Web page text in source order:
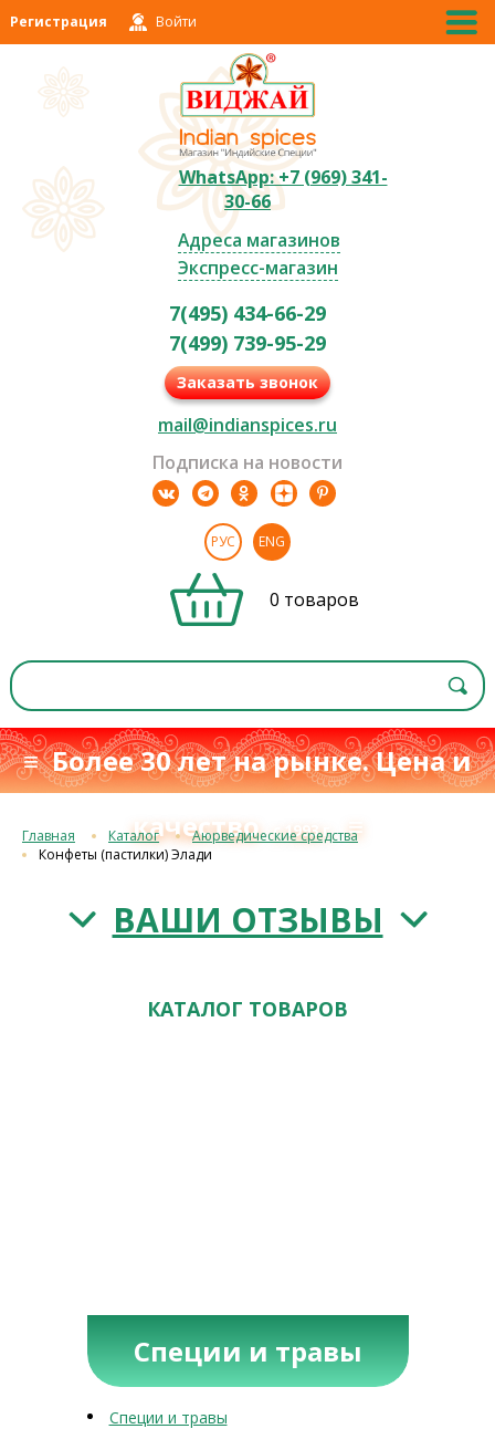
Регистрация Войти
WhatsApp: +7 (969) 341-
30-66
Адреса магазинов
Экспресс-магазин
7(495) 434-66-29
7(499) 739-95-29
Заказать звонок
mail@indianspices.ru
Подписка на новости
РУС ENG
0 товаров
≡ Более 30 лет на рынке. Цена и
качествос 1993 г.≡
Главная Каталог
Аюрведические средства
Конфеты (пастилки) Элади
ВАШИ ОТЗЫВЫ
КАТАЛОГ ТОВАРОВ
Специи и травы
Специи и травы